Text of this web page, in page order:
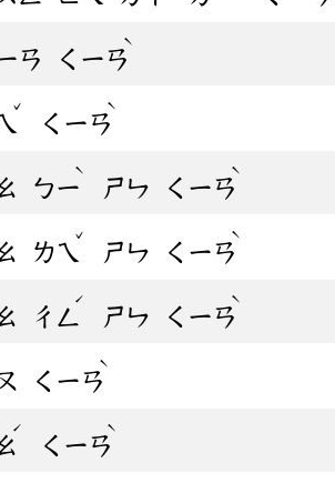
ㄢ ㄑㄧㄢ
ˋ
ˇ
ㄑㄧㄢ
ˋ
ㄅㄧ
ˋ
ㄕㄣ ㄑㄧㄢ
ˋ
ㄌㄟ
ˇ
ㄕㄣ ㄑㄧㄢ
ˋ
ㄔㄥ
ˊ
ㄕㄣ ㄑㄧㄢ
ˋ
ㄑㄧㄢ
ˋ
ˊ
ㄑㄧㄢ
ˋ